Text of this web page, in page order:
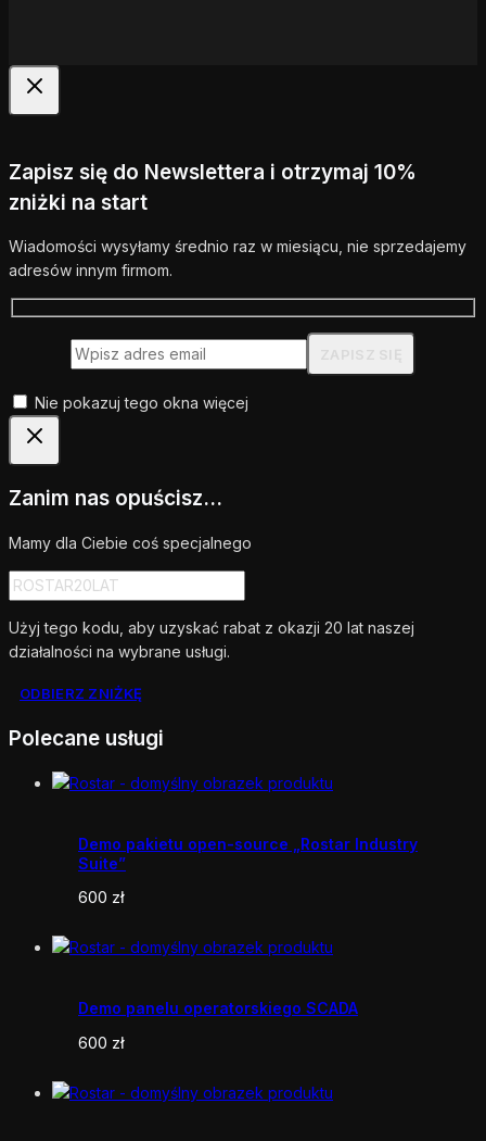
Zapisz się do Newslettera i otrzymaj 10%
zniżki na start
Wiadomości wysyłamy średnio raz w miesiącu, nie sprzedajemy
adresów innym firmom.
Nie pokazuj tego okna więcej
Zanim nas opuścisz...
Mamy dla Ciebie coś specjalnego
Użyj tego kodu, aby uzyskać rabat z okazji 20 lat naszej
działalności na wybrane usługi.
ODBIERZ ZNIŻKĘ
Polecane usługi
Demo pakietu open-source „Rostar Industry
Suite”
600 zł
Demo panelu operatorskiego SCADA
600 zł